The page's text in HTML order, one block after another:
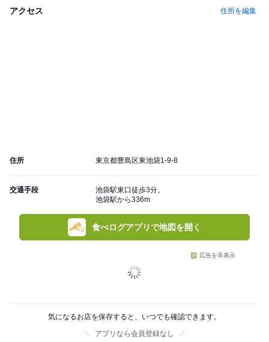
アクセス 住所を編集
住所 東京都豊島区東池袋1-9-8
交通手段
池袋駅東口徒歩3分。
池袋駅から336m
食べログアプリで地図を開く
広告を非表示
気になるお店を保存すると、いつでも確認できます。
アプリなら会員登録なし